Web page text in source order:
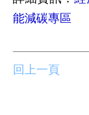
能減碳專區
回上一頁